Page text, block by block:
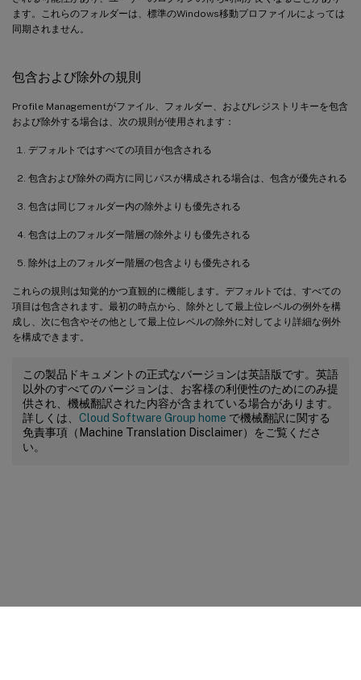
ます。これらのフォルダーは、標準のWindows移動プロファイルによっては
同期されません。
包含および除外の規則
Profile Managementがファイル、フォルダー、およびレジストリキーを包含
および除外する場合は、次の規則が使用されます：
デフォルトではすべての項目が包含される
包含および除外の両方に同じパスが構成される場合は、包含が優先される
包含は同じフォルダー内の除外よりも優先される
包含は上のフォルダー階層の除外よりも優先される
除外は上のフォルダー階層の包含よりも優先される
これらの規則は知覚的かつ直観的に機能します。デフォルトでは、すべての
項目は包含されます。最初の時点から、除外として最上位レベルの例外を構
成し、次に包含やその他として最上位レベルの除外に対してより詳細な例外
を構成できます。
この製品ドキュメントの正式なバージョンは英語版です。英語
以外のすべてのバージョンは、お客様の利便性のためにのみ提
供され、機械翻訳された内容が含まれている場合があります。
詳しくは、 Cloud Software Group home で機械翻訳に関する
免責事項（Machine Translation Disclaimer）をご覧くださ
い。